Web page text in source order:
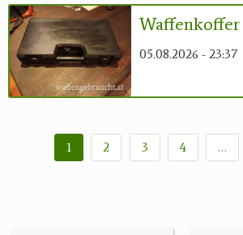
Waffenkoffer
05.08.2026 - 23:37
1 2 3 4 …